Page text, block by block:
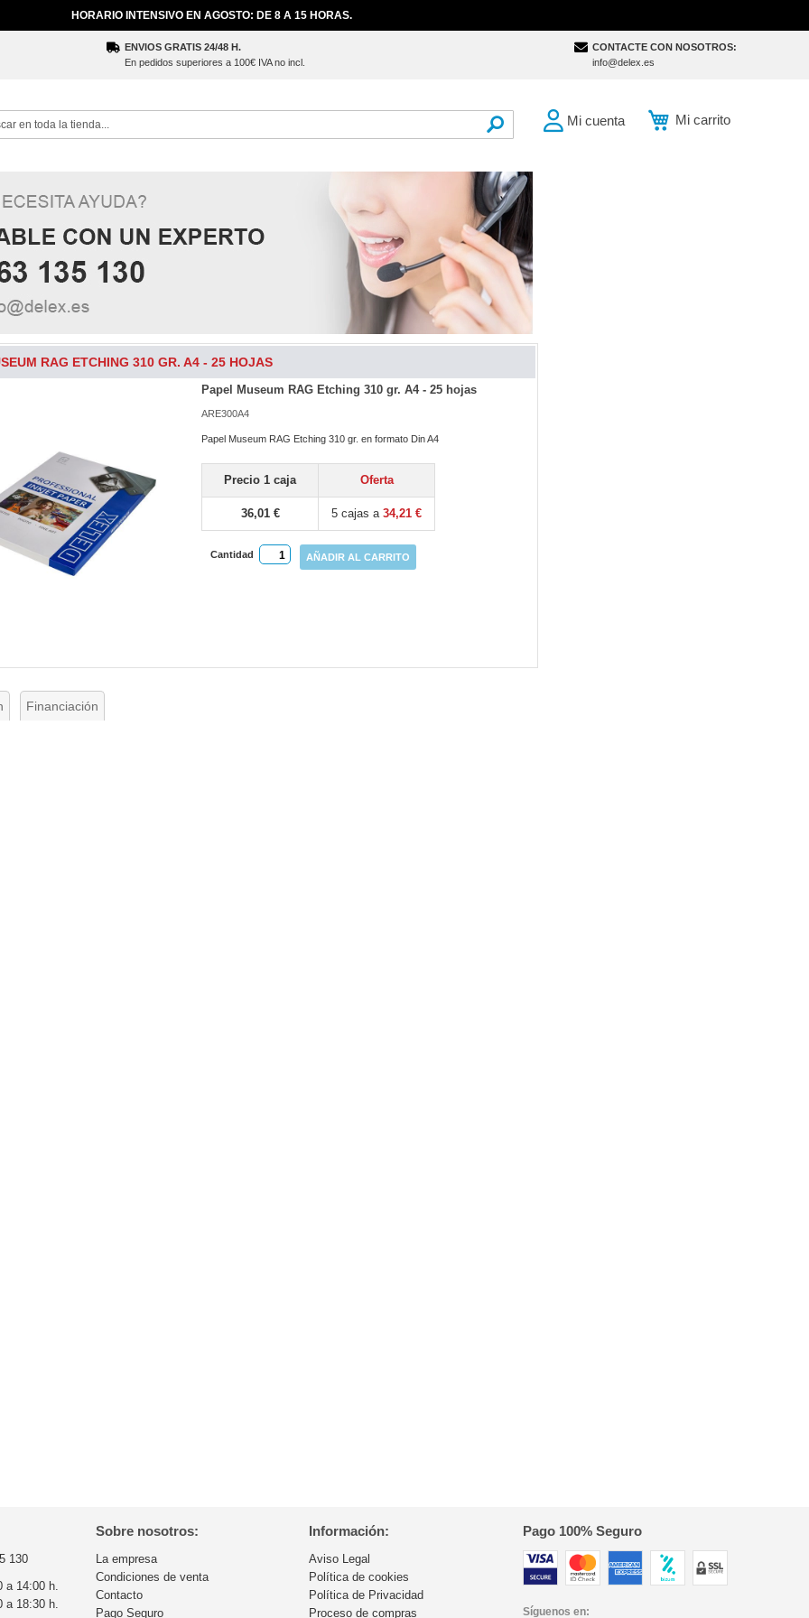
HORARIO INTENSIVO EN AGOSTO: DE 8 A 15 HORAS.
ENVIOS GRATIS 24/48 H.
En pedidos superiores a 100€ IVA no incl.
CONTACTE CON NOSOTROS:
info@delex.es
Mi carrito
Mi cuenta
RAG ETCHING 310 GR. A4 - 25 HOJAS
Papel Museum RAG Etching 310 gr. A4 - 25 hojas
ARE300A4
Papel Museum RAG Etching 310 gr. en formato Din A4
Precio 1 caja Oferta
36,01 € 5 cajas a34,21 €
Cantidad AÑADIR AL CARRITO
Financiación
130
a 14:00 h.
a 18:30 h.
Sobre nosotros:
La empresa
Condiciones de venta
Contacto
Pago Seguro
Información:
Aviso Legal
Política de cookies
Política de Privacidad
Proceso de compras
Pago 100% Seguro
Síguenos en: